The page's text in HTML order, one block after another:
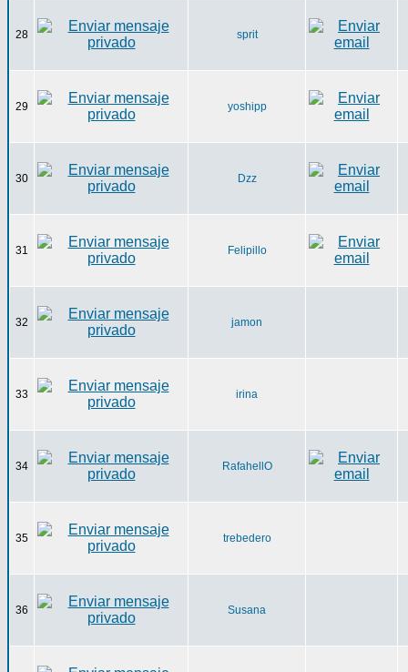
28 sprit
29 yoshipp
30 Dzz
31 Felipillo
32 jamon
33 irina
34 RafahellO
35 trebedero
36 Susana